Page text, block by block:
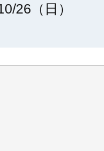
26（日）